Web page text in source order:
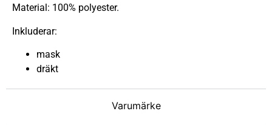
Varumärke
Material: 100% polyester.
Inkluderar:
mask
dräkt